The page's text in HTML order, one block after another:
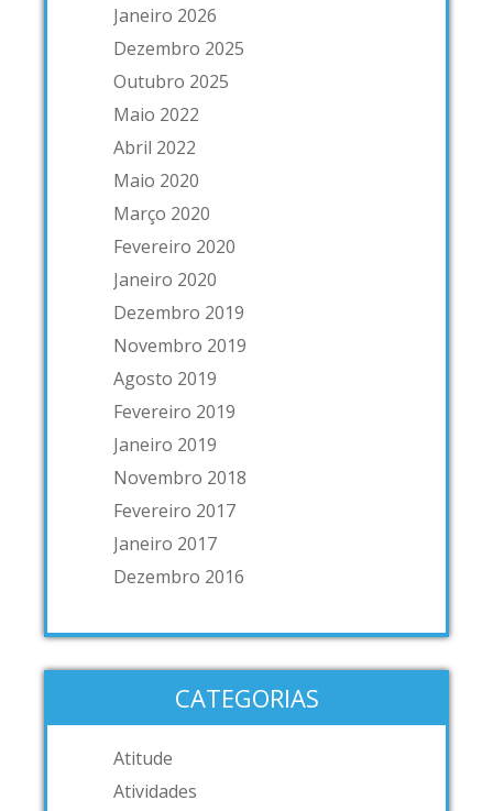
Janeiro 2026
Dezembro 2025
Outubro 2025
Maio 2022
Abril 2022
Maio 2020
Março 2020
Fevereiro 2020
Janeiro 2020
Dezembro 2019
Novembro 2019
Agosto 2019
Fevereiro 2019
Janeiro 2019
Novembro 2018
Fevereiro 2017
Janeiro 2017
Dezembro 2016
CATEGORIAS
Atitude
Atividades